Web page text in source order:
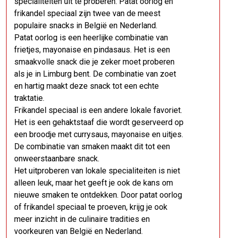
frikandel speciaal zijn twee van de meest
populaire snacks in België en Nederland.
Patat oorlog is een heerlijke combinatie van
frietjes, mayonaise en pindasaus. Het is een
smaakvolle snack die je zeker moet proberen
als je in Limburg bent. De combinatie van zoet
en hartig maakt deze snack tot een echte
traktatie.
Frikandel speciaal is een andere lokale favoriet.
Het is een gehaktstaaf die wordt geserveerd op
een broodje met currysaus, mayonaise en uitjes.
De combinatie van smaken maakt dit tot een
onweerstaanbare snack.
Het uitproberen van lokale specialiteiten is niet
alleen leuk, maar het geeft je ook de kans om
nieuwe smaken te ontdekken. Door patat oorlog
of frikandel speciaal te proeven, krijg je ook
meer inzicht in de culinaire tradities en
voorkeuren van België en Nederland.